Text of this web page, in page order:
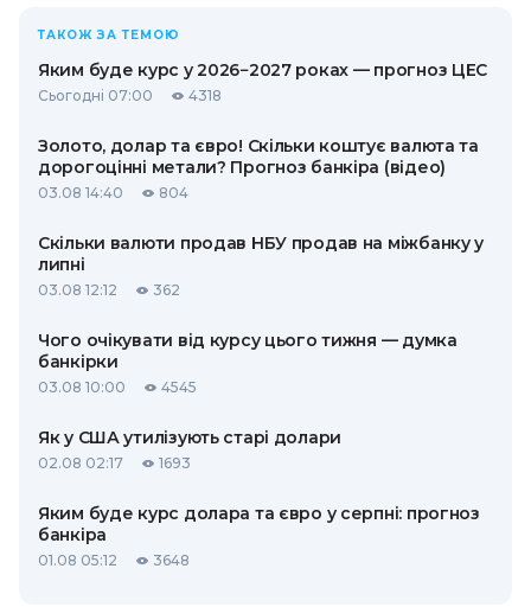
ТАКОЖ ЗА ТЕМОЮ
Яким буде курс у 2026−2027 роках — прогноз ЦЕС
Сьогодні 07:00 4318
Золото, долар та євро! Скільки коштує валюта та
дорогоцінні метали? Прогноз банкіра (відео)
03.08 14:40 804
Скільки валюти продав НБУ продав на міжбанку у
липні
03.08 12:12 362
Чого очікувати від курсу цього тижня — думка
банкірки
03.08 10:00 4545
Як у США утилізують старі долари
02.08 02:17 1693
Яким буде курс долара та євро у серпні: прогноз
банкіра
01.08 05:12 3648